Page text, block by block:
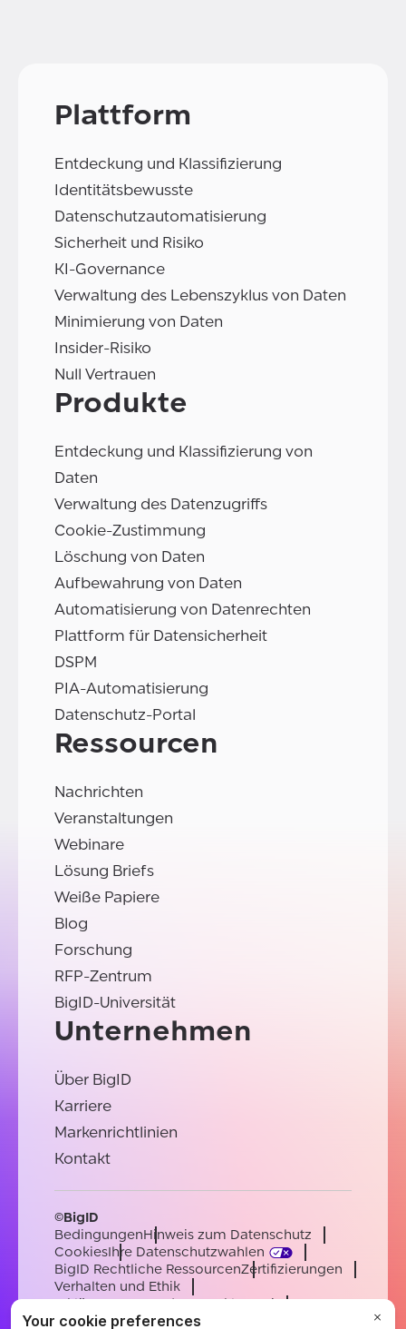
Plattform
Entdeckung und Klassifizierung
Identitätsbewusste
Datenschutzautomatisierung
Sicherheit und Risiko
KI-Governance
Verwaltung des Lebenszyklus von Daten
Minimierung von Daten
Insider-Risiko
Null Vertrauen
Produkte
Entdeckung und Klassifizierung von
Daten
Verwaltung des Datenzugriffs
Cookie-Zustimmung
Löschung von Daten
Aufbewahrung von Daten
Automatisierung von Datenrechten
Plattform für Datensicherheit
DSPM
PIA-Automatisierung
Datenschutz-Portal
Ressourcen
Nachrichten
Veranstaltungen
Webinare
Lösung Briefs
Weiße Papiere
Blog
Forschung
RFP-Zentrum
BigID-Universität
Unternehmen
Über BigID
Karriere
Markenrichtlinien
Kontakt
©BigID
BedingungenHinweis zum Datenschutz
CookiesIhre Datenschutzwahlen
BigID Rechtliche RessourcenZertifizierungen
Verhalten und Ethik
Erklärung zur modernen Sklaverei
Unterauftragsverarbeiter